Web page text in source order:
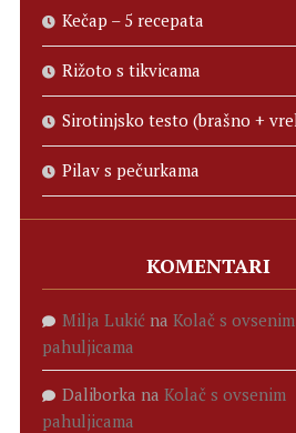
Kečap – 5 recepata
Rižoto s tikvicama
Sirotinjsko testo (brašno +
Pilav s pečurkama
KOMENTARI
Milja Lukić na Kolač s ovsenim
pahuljicama
Daliborka na Kolač s ovsenim
pahuljicama